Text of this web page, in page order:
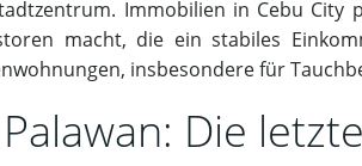
Immobilien in Cebu City
macht, die ein stabiles
insbesondere für
Die